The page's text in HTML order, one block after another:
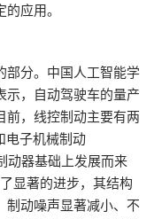
应用。
分。中国人工智能学
示，自动驾驶车的量产
前，线控制动主要有两
电子机械制动
动器基础上发展而来
显著的进步，其结构
制动噪声显著减小、不